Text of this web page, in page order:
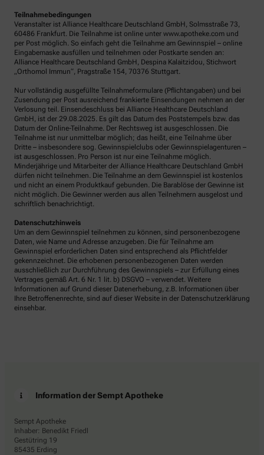
Teilnahmebedingungen
Veranstalter ist Alliance Healthcare Deutschland GmbH, Solmsstraße 73,
60486 Frankfurt. Die Teilnahme ist online unter www.apotheke.com und
per Post möglich. So einfach geht die Teilnahme am Gewinnspiel – online
Eingabemaske ausfüllen und teilnehmen oder Postkarte senden an:
Alliance Healthcare Deutschland GmbH, Despina Kalaitzidou, Stichwort
„Orthomol Immun“, Pragstraße 154, 70376 Stuttgart.
Nur vollständig ausgefüllte Teilnahmeformulare (Pflichtangaben) und bei
Zusendung per Post ausreichend frankierte Einsendungen nehmen an der
Verlosung teil. Einsendeschluss bei Alliance Healthcare Deutschland
GmbH, ist der 29.08.2025. Es gilt das Datum des Poststempels bzw. das
Datum der Online-Teilnahme. Der Rechtsweg ist ausgeschlossen. Die
Teilnahme ist nur unmittelbar möglich; das heißt, eine Teilnahme über
Dritte – insbesondere sog. Gewinnspielclubs oder Gewinnspielagenturen –
ist ausgeschlossen. Pro Person ist nur eine Teilnahme möglich.
Minderjährige und Mitarbeiter der Alliance Healthcare Deutschland GmbH
dürfen nicht teilnehmen. Die Teilnahme an dem Gewinnspiel ist kostenlos
und nicht an einem Produktkauf gebunden. Die Barablöse der Gewinne ist
nicht möglich. Die Gewinner werden aus allen Teilnehmern ausgelost und
schriftlich benachrichtigt.
Datenschutzhinweis
Um an dem Gewinnspiel teilnehmen zu können, sind personenbezogene
Daten, wie Name und Adresse anzugeben. Die für Teilnahme am
Gewinnspiel erforderlichen Daten sind entsprechend als Pflichtfelder
gekennzeichnet. Die erhobenen personenbezogenen Daten werden
ausschließlich zur Durchführung des Gewinnspiels – zur Erfüllung eines
Vertrages gemäß Art. 6 Nr. 1 lit. b) DSGVO – verwendet. Weitere
Informationen auf Grund dieser Datenerhebung, z.B. Informationen über
Ihre Betroffenenrechte, sind auf dieser Website in der Datenschutzerklärung
einsehbar.
Information der Sempt Apotheke
Sempt Apotheke
Inhaber: Benedikt Friedl
Gestütring 19
85435 Erding